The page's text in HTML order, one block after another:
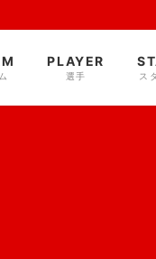
PLAYER
選手 ス